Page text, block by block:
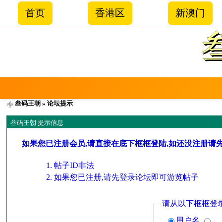
首页 香港区 新澳门
叁码王朝 » 论坛提示
叁码王朝 提示信息
如果您已注册会员,请直接在底下框框登陆,如还没注册请
帖子ID非法
如果您已注册,请先登录论坛即可游览帖子
请从以下框框登
用户名